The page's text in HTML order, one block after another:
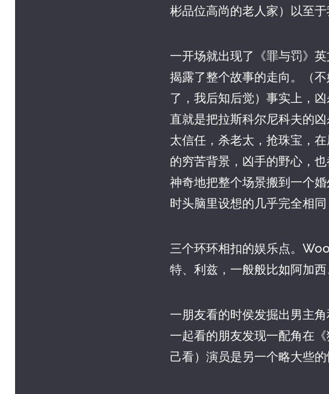
彬品位高尚的老人家）以至
一开场就出现了《罪与罚》
揭露了整个故事的走向。（
了，我后知后觉）事实上，
直就是把拉斯科尔尼科夫的
太信任，杀老太，抢珠宝，
的穷苦背景，凶手的野心，
神奇地把整个场景搬到一个
时头脑里设想的几乎完全相
三个环环相扣的娱乐点。
特、利兹，一般般比如阿加
一朋友看的时侯发掘出男主
一起看的朋友发现一配角在
己看）演员是另一个略大些